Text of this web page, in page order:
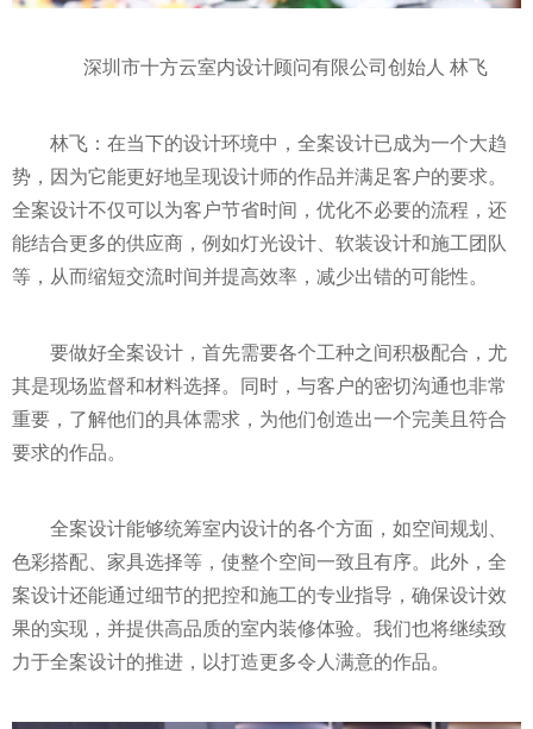
深圳市十方云室内设计顾问有限公司创始人 林飞
林飞：在当下的设计环境中，全案设计已成为一个大趋
势，因为它能更好地呈现设计师的作品并满足客户的要求。
全案设计不仅可以为客户节省时间，优化不必要的流程，还
能结合更多的供应商，例如灯光设计、软装设计和施工团队
等，从而缩短交流时间并提高效率，减少出错的可能性。
要做好全案设计，首先需要各个工种之间积极配合，尤
其是现场监督和材料选择。同时，与客户的密切沟通也非常
重要，了解他们的具体需求，为他们创造出一个完美且符合
要求的作品。
全案设计能够统筹室内设计的各个方面，如空间规划、
色彩搭配、家具选择等，使整个空间一致且有序。此外，全
案设计还能通过细节的把控和施工的专业指导，确保设计效
果的实现，并提供高品质的室内装修体验。我们也将继续致
力于全案设计的推进，以打造更多令人满意的作品。